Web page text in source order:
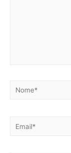
Nome*
Email*